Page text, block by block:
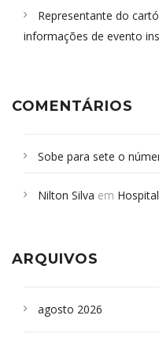
Representante do
informações de evento
COMENTÁRIOS
Sobe para sete o
Campoformosenses que
Nilton Silva em
ARQUIVOS
agosto 2026